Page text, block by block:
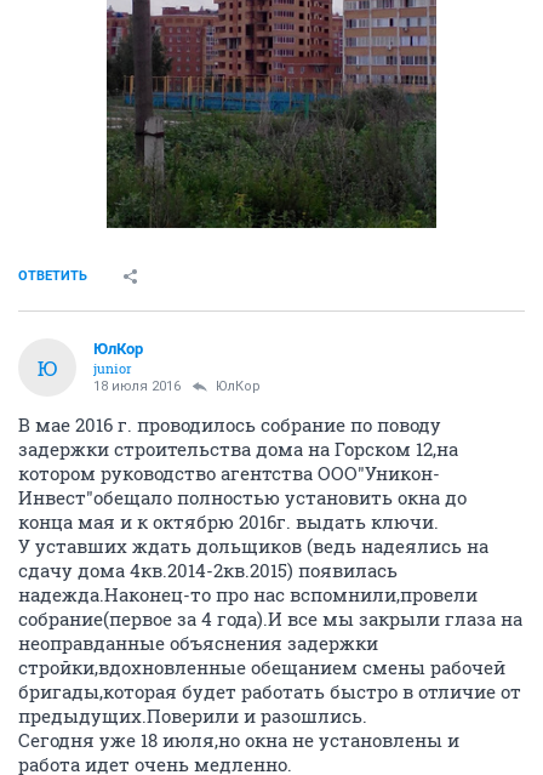
ОТВЕТИТЬ
Ю
ЮлКор
junior
18 июля 2016 ЮлКор
В мае 2016 г. проводилось собрание по поводу
задержки строительства дома на Горском 12,на
котором руководство агентства ООО"Уникон-
Инвест"обещало полностью установить окна до
конца мая и к октябрю 2016г. выдать ключи.
У уставших ждать дольщиков (ведь надеялись на
сдачу дома 4кв.2014-2кв.2015) появилась
надежда.Наконец-то про нас вспомнили,провели
собрание(первое за 4 года).И все мы закрыли глаза на
неоправданные объяснения задержки
стройки,вдохновленные обещанием смены рабочей
бригады,которая будет работать быстро в отличие от
предыдущих.Поверили и разошлись.
Сегодня уже 18 июля,но окна не установлены и
работа идет очень медленно.